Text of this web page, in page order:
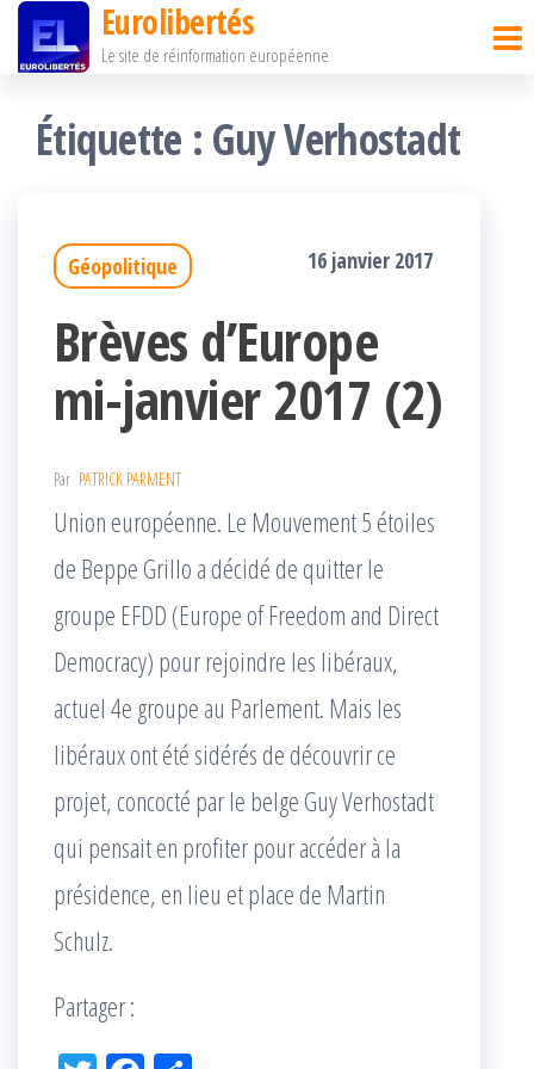
Passer
contenu
Eurolibertés
Le site de réinformation européenne
Étiquette : Guy Verhostadt
Géopolitique 16 janvier 2017
Brèves d’Europe
mi-janvier 2017 (2)
Par PATRICK PARMENT
Union européenne. Le Mouvement 5 étoiles
de Beppe Grillo a décidé de quitter le
groupe EFDD (Europe of Freedom and Direct
Democracy) pour rejoindre les libéraux,
actuel 4e groupe au Parlement. Mais les
libéraux ont été sidérés de découvrir ce
projet, concocté par le belge Guy Verhostadt
qui pensait en profiter pour accéder à la
présidence, en lieu et place de Martin
Schulz.
Partager :